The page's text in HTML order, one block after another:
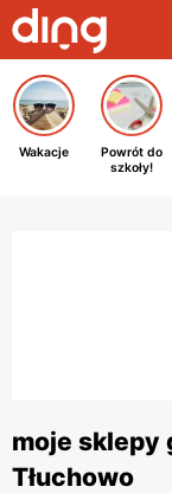
Wakacje
Powrót do
szkoły!
moje sklepy
Tłuchowo